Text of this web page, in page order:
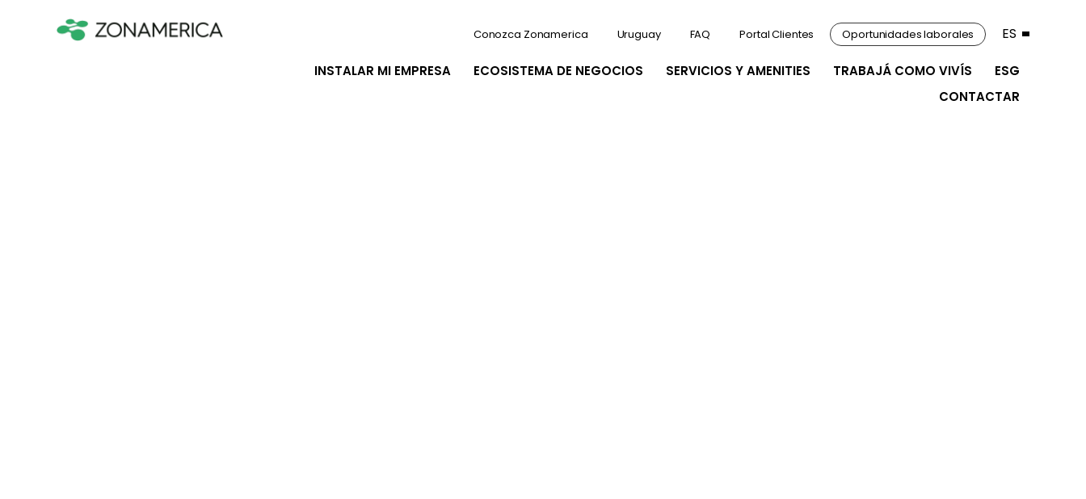
INSTALAR MI EMPRESA ECOSISTEMA DE NEGOCIOS SERVICIOS Y AMENITIES TRABAJÁ COMO VIVÍS
ESG
CONTACTAR
Conozca Zonamerica Uruguay FAQ Portal Clientes Oportunidades laborales ES